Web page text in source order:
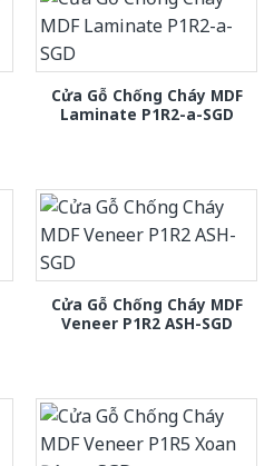
Cửa Gỗ Chống Cháy MDF
Laminate P1R2-a-SGD
Cửa Gỗ Chống Cháy MDF
Veneer P1R2 ASH-SGD